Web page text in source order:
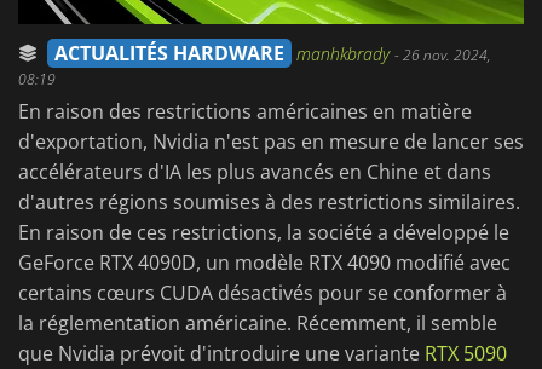
ACTUALITÉS HARDWARE manhkbrady-26 nov. 2024,
08:19
En raison des restrictions américaines en matière
d'exportation, Nvidia n'est pas en mesure de lancer ses
accélérateurs d'IA les plus avancés en Chine et dans
d'autres régions soumises à des restrictions similaires.
En raison de ces restrictions, la société a développé le
GeForce RTX 4090D, un modèle RTX 4090 modifié avec
certains cœurs CUDA désactivés pour se conformer à
la réglementation américaine. Récemment, il semble
que Nvidia prévoit d'introduire une variante RTX 5090